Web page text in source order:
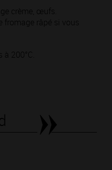
crème, œufs.
fromage râpé si vous
200°C.